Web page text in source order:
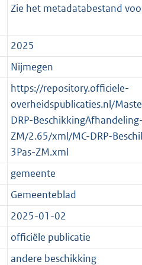
o
o
t
t
e
:
2
K
b
r
o
t
t
e
:
2
K
b
Zie het metadatabestand
2025
Nijmegen
https://repository.officiele-
overheidspublicaties.nl/
DRP-
ZM/2.65/xml/MC-DRP-
3Pas-ZM.xml
gemeente
Gemeenteblad
2025-01-02
officiële publicatie
andere beschikking